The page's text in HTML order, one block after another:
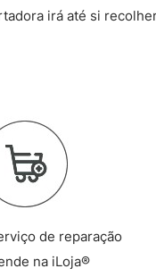
irá até si
de reparação
na iLoja®